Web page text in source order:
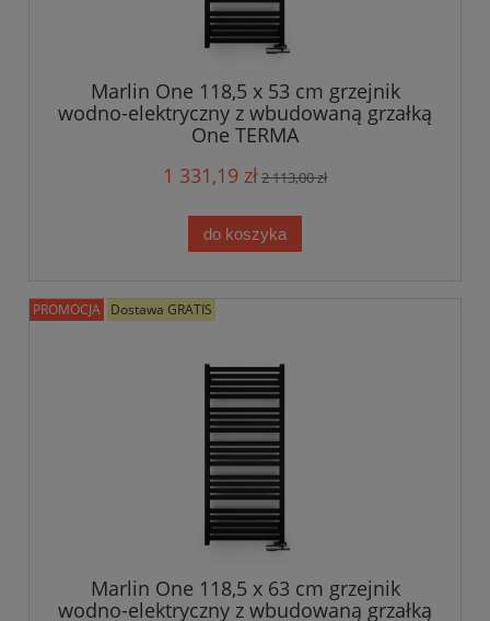
Marlin One 118,5 x 53 cm grzejnik
wodno-elektryczny z wbudowaną grzałką
One TERMA
1 331,19 zł2 113,00 zł
do koszyka
Marlin One 118,5 x 63 cm grzejnik
wodno-elektryczny z wbudowaną grzałką
PROMOCJA Dostawa GRATIS